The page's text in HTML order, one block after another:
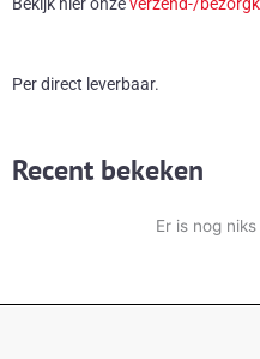
aantal
Bekijk hier onzeverzend-/
Per direct leverbaar.
Recent bekeken
Er is nog